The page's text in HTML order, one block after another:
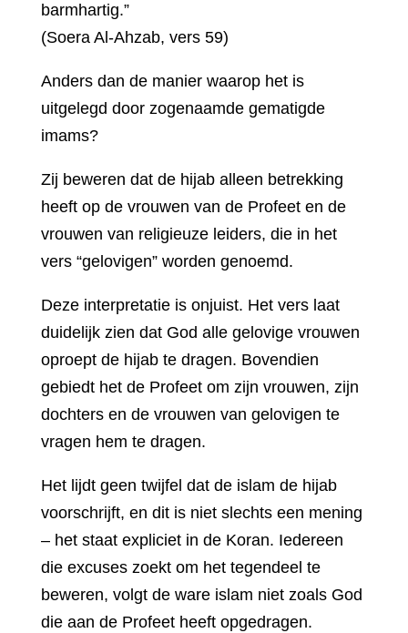
barmhartig.”
(Soera Al-Ahzab, vers 59)
Anders dan de manier waarop het is
uitgelegd door zogenaamde gematigde
imams?
Zij beweren dat de hijab alleen betrekking
heeft op de vrouwen van de Profeet en de
vrouwen van religieuze leiders, die in het
vers “gelovigen” worden genoemd.
Deze interpretatie is onjuist. Het vers laat
duidelijk zien dat God alle gelovige vrouwen
oproept de hijab te dragen. Bovendien
gebiedt het de Profeet om zijn vrouwen, zijn
dochters en de vrouwen van gelovigen te
vragen hem te dragen.
Het lijdt geen twijfel dat de islam de hijab
voorschrijft, en dit is niet slechts een mening
– het staat expliciet in de Koran. Iedereen
die excuses zoekt om het tegendeel te
beweren, volgt de ware islam niet zoals God
die aan de Profeet heeft opgedragen.